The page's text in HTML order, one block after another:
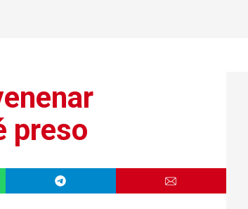
preso